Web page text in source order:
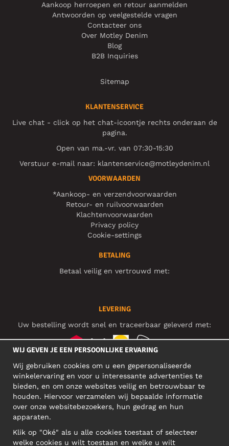
Aankoop herroepen en retour aanmelden
Antwoorden op veelgestelde vragen
Contacteer ons
Over Motley Denim
Blog
B2B Inquiries
Sitemap
KLANTENSERVICE
Live chat - click op het chat-icoontje rechts onderaan de
pagina.
Open van ma.-vr. van 07:30-15:30
Verstuur e-mail naar: klantenservice@motleydenim.nl
VOORWAARDEN
*Aankoop- en verzendvoorwaarden
Retour- en ruilvoorwaarden
Klachtenvoorwaarden
Privacy policy
Cookie-settings
BETALING
Betaal veilig en vertrouwd met:
LEVERING
Uw bestelling wordt snel en traceerbaar geleverd met:
SOCIAL MEDIA
BEDRIJFSADRES
Narva mnt 5, EE-10117 Tallinn
WIJ GEVEN JE EEN PERSOONLIJKE ERVARING
Wij gebruiken cookies om u een gepersonaliseerde
winkelervaring en voor u interessante advertenties te
bieden, en om onze websites veilig en betrouwbaar te
houden. Hiervoor verzamelen wij bepaalde informatie
over onze websitebezoekers, hun gedrag en hun
apparaten.
Klik op "Oké" als u alle cookies toestaat of selecteer
welke cookies u wilt toestaan en welke u wilt